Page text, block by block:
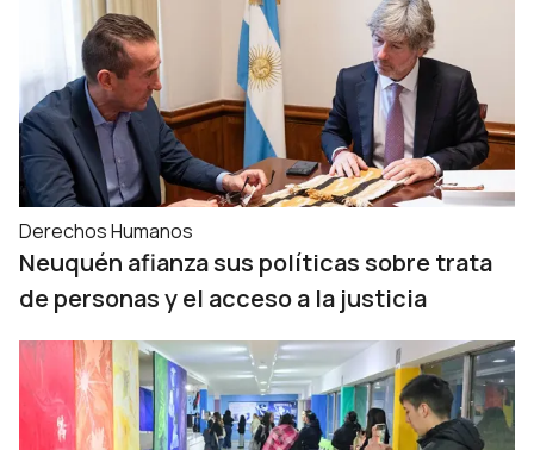
Derechos Humanos
Neuquén afianza sus políticas sobre trata
de personas y el acceso a la justicia